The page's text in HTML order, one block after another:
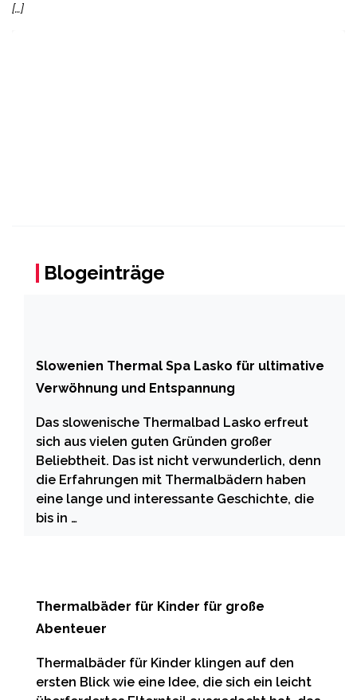
[…]
Blogeinträge
Slowenien Thermal Spa Lasko für ultimative
Verwöhnung und Entspannung
Das slowenische Thermalbad Lasko erfreut
sich aus vielen guten Gründen großer
Beliebtheit. Das ist nicht verwunderlich, denn
die Erfahrungen mit Thermalbädern haben
eine lange und interessante Geschichte, die
bis in …
Thermalbäder für Kinder für große
Abenteuer
Thermalbäder für Kinder klingen auf den
ersten Blick wie eine Idee, die sich ein leicht